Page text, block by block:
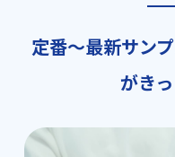
定番～最新サン
がき